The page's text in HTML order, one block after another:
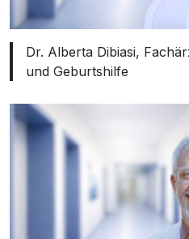
Dr. Alberta Dibiasi,
und Geburtshilfe